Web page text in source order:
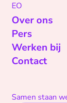
EO
Over ons
Pers
Werken bij
Contact
Samen staan